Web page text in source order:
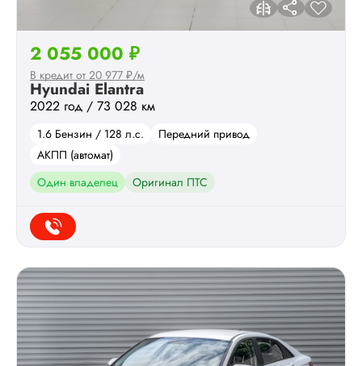
Hyundai Elantra
2022 год / 73 028 км
1.6 Бензин / 128 л.с.
Передний привод
АКПП (автомат)
Один владелец
Оригинал ПТС
2 055 000 ₽
В кредит от 20 977 ₽/м